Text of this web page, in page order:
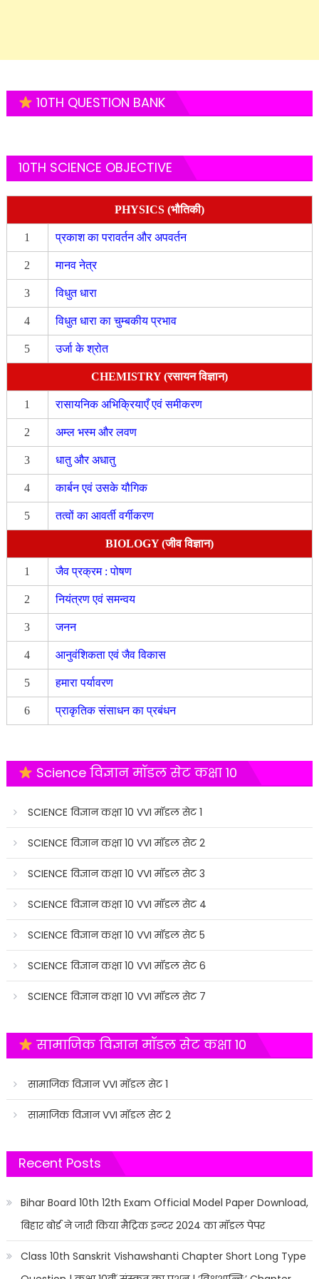
10TH QUESTION BANK
10TH SCIENCE OBJECTIVE
PHYSICS (भौतिकी)
1 प्रकाश का परावर्तन और अपवर्तन
2 मानव नेत्र
3 विधुत धारा
4 विधुत धारा का चुम्बकीय प्रभाव
5 उर्जा के श्रोत
CHEMISTRY (रसायन विज्ञान)
1 रासायनिक अभिक्रियाएँ एवं समीकरण
2 अम्ल भस्म और लवण
3 धातु और अधातु
4 कार्बन एवं उसके यौगिक
5 तत्वों का आवर्ती वर्गीकरण
BIOLOGY (जीव विज्ञान)
1 जैव प्रक्रम : पोषण
2 नियंत्रण एवं समन्वय
3 जनन
4 आनुवंशिकता एवं जैव विकास
5 हमारा पर्यावरण
6 प्राकृतिक संसाधन का प्रबंधन
Science विज्ञान मॉडल सेट कक्षा 10
SCIENCE विज्ञान कक्षा 10 VVI मॉडल सेट 1
SCIENCE विज्ञान कक्षा 10 VVI मॉडल सेट 2
SCIENCE विज्ञान कक्षा 10 VVI मॉडल सेट 3
SCIENCE विज्ञान कक्षा 10 VVI मॉडल सेट 4
SCIENCE विज्ञान कक्षा 10 VVI मॉडल सेट 5
SCIENCE विज्ञान कक्षा 10 VVI मॉडल सेट 6
SCIENCE विज्ञान कक्षा 10 VVI मॉडल सेट 7
सामाजिक विज्ञान मॉडल सेट कक्षा 10
सामाजिक विज्ञान VVI मॉडल सेट 1
सामाजिक विज्ञान VVI मॉडल सेट 2
Recent Posts
Bihar Board 10th 12th Exam Official Model Paper Download,
बिहार बोर्ड ने जारी किया मैट्रिक इन्टर 2024 का मॉडल पेपर
Class 10th Sanskrit Vishawshanti Chapter Short Long Type